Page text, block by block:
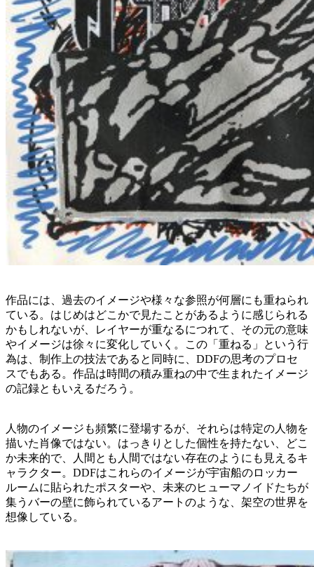
作品には、過去のイメージや様々な参照が何層にも重ねられ
ている。はじめはどこかで見たことがあるように感じられる
かもしれないが、レイヤーが重なるにつれて、その元の意味
やイメージは徐々に変化していく。この「重ねる」という行
為は、制作上の技法であると同時に、DDFの思考のプロセ
スでもある。作品は時間の積み重ねの中で生まれたイメージ
の記録ともいえるだろう。
人物のイメージも頻繁に登場するが、それらは特定の人物を
描いた肖像ではない。はっきりとした個性を持たない、どこ
か未来的で、人間とも人間ではない存在のようにも見えるキ
ャラクター。DDFはこれらのイメージが宇宙船のロッカー
ルームに貼られたポスターや、未来のヒューマノイドたちが
集うバーの壁に飾られているアートのような、架空の世界を
想像している。